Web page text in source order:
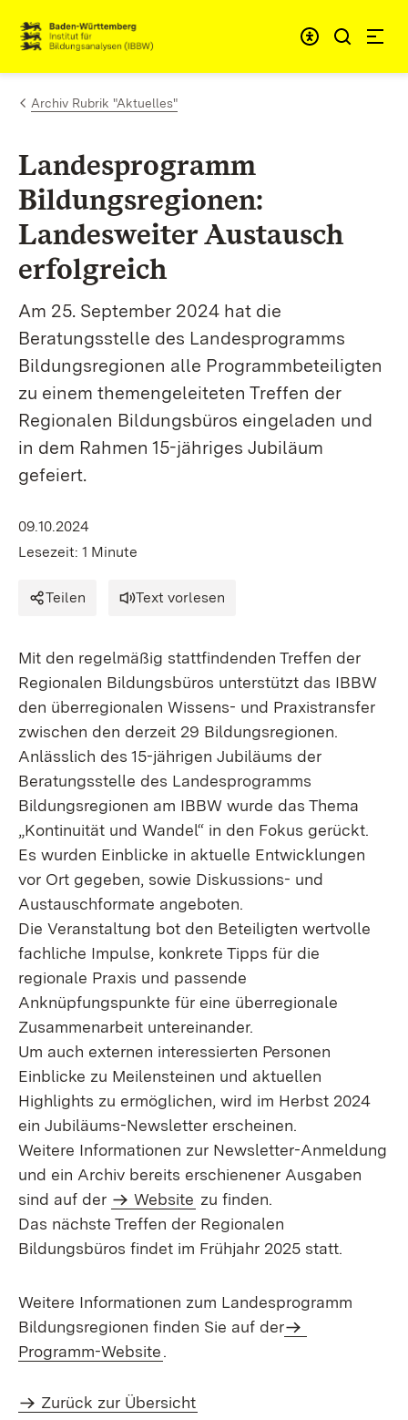
Zum Inhalt springen
Link zur Startseite
Archiv Rubrik "Aktuelles"
Landesprogramm
Bildungsregionen:
Landesweiter Austausch
erfolgreich
Am 25. September 2024 hat die
Beratungsstelle des Landesprogramms
Bildungsregionen alle Programmbeteiligten
zu einem themengeleiteten Treffen der
Regionalen Bildungsbüros eingeladen und
in dem Rahmen 15-jähriges Jubiläum
gefeiert.
09.10.2024
Lesezeit: 1 Minute
Teilen Text vorlesen
Mit den regelmäßig stattfindenden Treffen der
Regionalen Bildungsbüros unterstützt das IBBW
den überregionalen Wissens- und Praxistransfer
zwischen den derzeit 29 Bildungsregionen.
Anlässlich des 15-jährigen Jubiläums der
Beratungsstelle des Landesprogramms
Bildungsregionen am IBBW wurde das Thema
„Kontinuität und Wandel“ in den Fokus gerückt.
Es wurden Einblicke in aktuelle Entwicklungen
vor Ort gegeben, sowie Diskussions- und
Austauschformate angeboten.
Die Veranstaltung bot den Beteiligten wertvolle
fachliche Impulse, konkrete Tipps für die
regionale Praxis und passende
Anknüpfungspunkte für eine überregionale
Zusammenarbeit untereinander.
Um auch externen interessierten Personen
Einblicke zu Meilensteinen und aktuellen
Highlights zu ermöglichen, wird im Herbst 2024
ein Jubiläums-Newsletter erscheinen.
Weitere Informationen zur Newsletter-Anmeldung
und ein Archiv bereits erschienener Ausgaben
sind auf der
Website zu finden.
Das nächste Treffen der Regionalen
Bildungsbüros findet im Frühjahr 2025 statt.
Weitere Informationen zum Landesprogramm
Bildungsregionen finden Sie auf der
Programm-Website.
Zurück zur Übersicht